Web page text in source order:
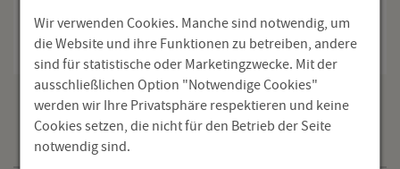
betrieben und gefördert.
Sprachforschung
Wir verwenden Cookies. Manche sind notwendig, um
die Website und ihre Funktionen zu betreiben, andere
sind für statistische oder Marketingzwecke. Mit der
ausschließlichen Option "Notwendige Cookies"
werden wir Ihre Privatsphäre respektieren und keine
Cookies setzen, die nicht für den Betrieb der Seite
notwendig sind.